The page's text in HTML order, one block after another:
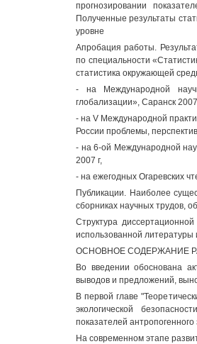
прогнозировании
Полученные результаты
уровне
Апробация работы.
по специальности
статистика окружающей
- на Международной
глобализации», Саранск 2007
- на V Международной
России проблемы,
- на 6-ой Международной
2007 г,
- на ежегодных Огаревских
Публикации. Наиболее
сборниках научных трудов,
Структура
использованной литературы
ОСНОВНОЕ СОДЕРЖАНИЕ
Во введении обоснована
выводов и предложений,
В первой главе
экологической
показателей
На современном этапе